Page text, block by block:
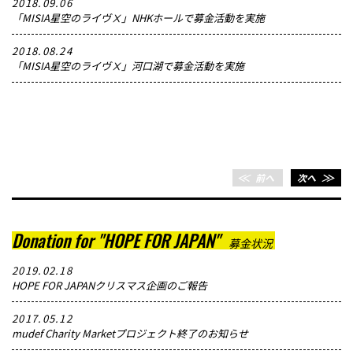
「MISIA星空のライヴⅩ」NHKホールで募金活動を実施
2018.08.24
「MISIA星空のライヴⅩ」河口湖で募金活動を実施
＜＜前へ 次へ＞＞
Donation for "HOPE FOR JAPAN" 募金状況
2019.02.18
HOPE FOR JAPANクリスマス企画のご報告
2017.05.12
mudef Charity Marketプロジェクト終了のお知らせ